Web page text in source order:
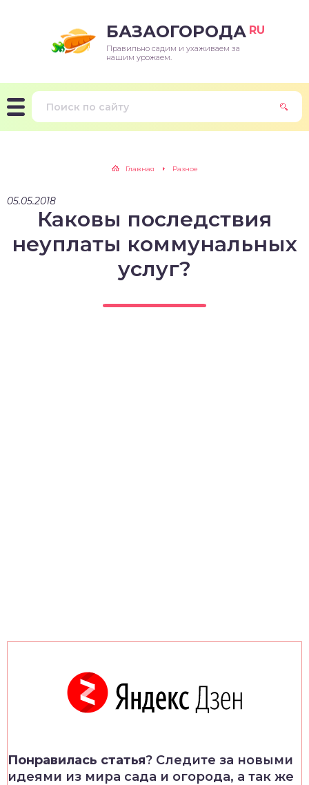
БАЗАОГОРОДА RU
Правильно садим и ухаживаем за
нашим урожаем.
Главная Разное
05.05.2018
Каковы последствия
неуплаты коммунальных
услуг?
Понравилась статья? Следите за новыми
идеями из мира сада и огорода, а так же